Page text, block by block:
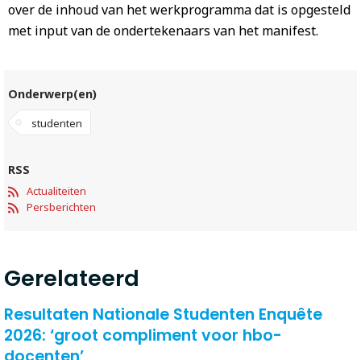
over de inhoud van het werkprogramma dat is opgesteld
met input van de ondertekenaars van het manifest.
Onderwerp(en)
studenten
RSS
Actualiteiten
Persberichten
Gerelateerd
Resultaten Nationale Studenten Enquête
2026: ‘groot compliment voor hbo-